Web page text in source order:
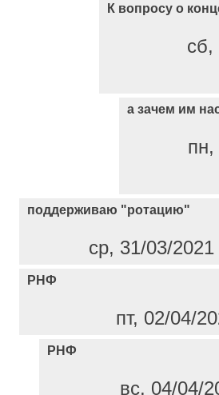
К вопросу о
а зачем им
поддерживаю "ротацию"
ср, 31/03/
РНФ
пт, 02/04/
РНФ
вс, 04/04/